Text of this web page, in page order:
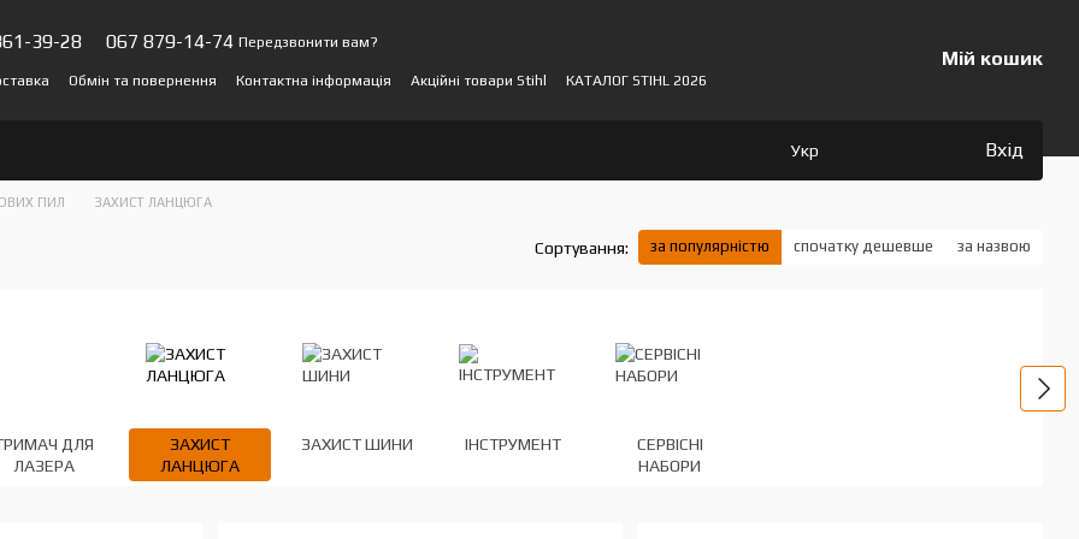
39-28 067 879-14-74 Передзвонити вам?
Обмін та повернення Контактна інформація Акційні товари Stihl
КАТАЛОГ STIHL 2026
Мій кошик
Укр Вхід
ПИЛ ЗАХИСТ ЛАНЦЮГА
Сортування: за популярністю спочатку дешевше за назвою
ДЛЯ
ЛАЗЕРА
ЗАХИСТ
ЛАНЦЮГА
ЗАХИСТ ШИНИ ІНСТРУМЕНТ
СЕРВІСНІ
НАБОРИ